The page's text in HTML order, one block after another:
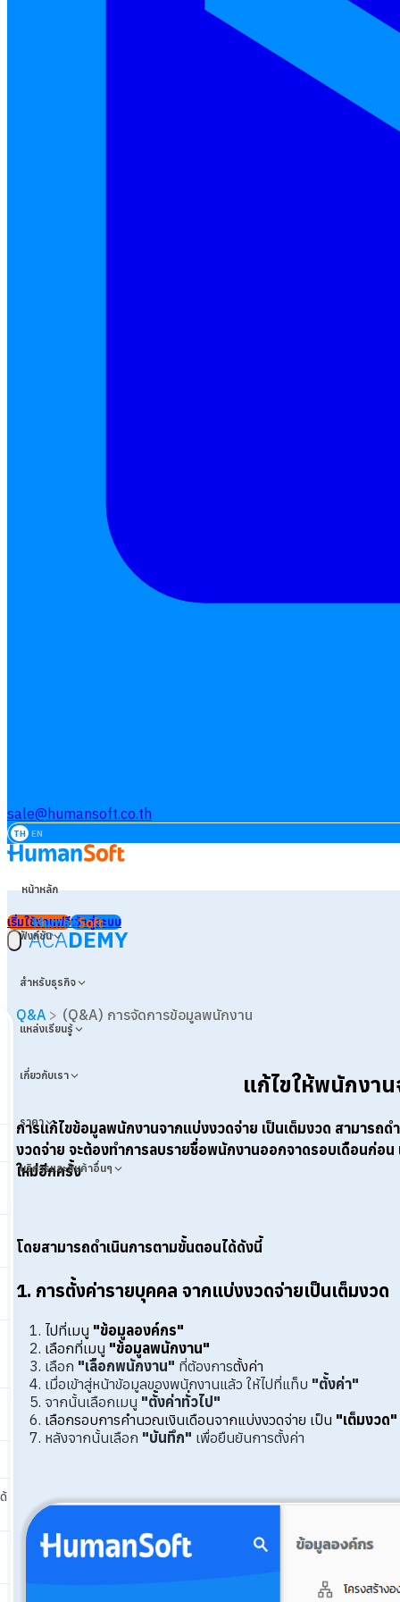
sale@humansoft.co.th
TH EN
หน้าหลัก
ฟังก์ชัน
สำหรับธุรกิจ
แหล่งเรียนรู้
เกี่ยวกับเรา
ราคา
บริการและสินค้าอื่นๆ
เริ่มใช้งานฟรีเข้าสู่ระบบ
ACADEMY
Q&A > (Q&A) การจัดการข้อมูลพนักงาน
แก้ไขให้พนักงา
การแก้ไขข้อมูลพนักงานจากแบ่งงวดจ่าย เป็นเต็มงวด สามารถ
งวดจ่าย จะต้องทำการลบรายชื่อพนักงานออกจาดรอบเดือนก่อ
ใหม่อีกครั้ง
โดยสามารถดำเนินการตามขั้นตอนได้ดังนี้
1. การตั้งค่ารายบุคคล จากแบ่งงวดจ่ายเป็นเต็มงวด
ไปที่เมนู "ข้อมูลองค์กร"
เลือกที่เมนู "ข้อมูลพนักงาน"
เลือก "เลือกพนักงาน" ที่ต้องการตั้งค่า
เมื่อเข้าสู่หน้าข้อมูลของพนักงานแล้ว ให้ไปที่แท็บ "ตั้งค่า"
จากนั้นเลือกเมนู "ตั้งค่าทั่วไป"
เลือกรอบการคำนวณเงินเดือนจากแบ่งงวดจ่าย เป็น "เต็มงวด"
หลังจากนั้นเลือก "บันทึก" เพื่อยืนยันการตั้งค่า